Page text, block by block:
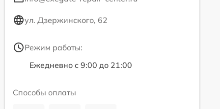
ул. Дзержинского, 62
Режим работы:
Ежедневно с 9:00 до 21:00
Способы оплаты